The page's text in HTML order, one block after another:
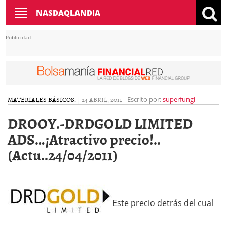
Toggle
navigation
NASDAQLANDIA
Publicidad
MATERIALES BÁSICOS. | 24 ABRIL, 2011 - Escrito por:superfungi
DROOY.-DRDGOLD LIMITED
ADS…¡Atractivo precio!..
(Actu..24/04/2011)
Este precio detrás del cual